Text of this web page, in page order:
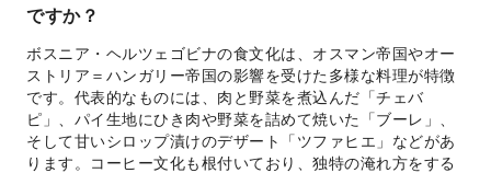
ですか？
ボスニア・ヘルツェゴビナの食文化は、オスマン帝国やオー
ストリア＝ハンガリー帝国の影響を受けた多様な料理が特徴
です。代表的なものには、肉と野菜を煮込んだ「チェバ
ピ」、パイ生地にひき肉や野菜を詰めて焼いた「ブーレ」、
そして甘いシロップ漬けのデザート「ツファヒエ」などがあ
ります。コーヒー文化も根付いており、独特の淹れ方をする